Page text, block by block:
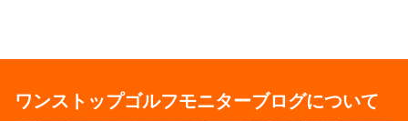
ワンストップゴルフモニターブログについて